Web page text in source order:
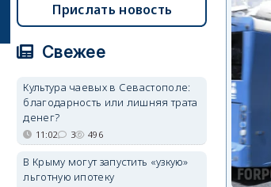
Прислать новость
Свежее
Культура чаевых в Севастополе:
благодарность или лишняя трата
денег?
11:02 3 496
В Крыму могут запустить «узкую»
льготную ипотеку